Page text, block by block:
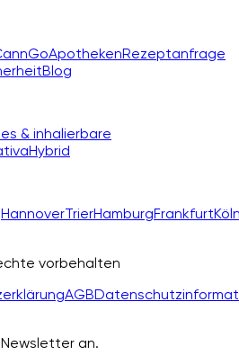
ApothekenRezeptanfrage
Blog
& inhalierbare
Hybrid
HannoverTrierHamburgFrankfurt
vorbehalten
AGB
an.